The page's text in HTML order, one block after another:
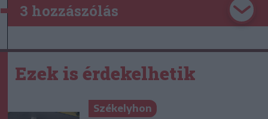
3 hozzászólás
Ezek is érdekelhetik
Székelyhon